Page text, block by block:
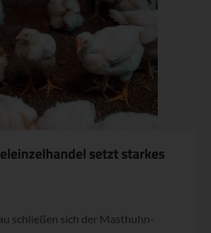
setzt starkes
schließen sich der Masthuhn-